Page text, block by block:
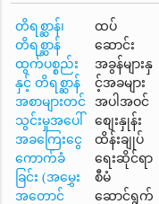
တိရစ္ဆာန်၊
တိရစ္ဆာန်
ထွက်ပစ္စည်း
နှင့် တိရစ္ဆာန်
အစာများတင်
သွင်းမှုအပေါ်
အခကြေးငွေ
ကောက်ခံ
ခြင်း (အမွှေး
အတောင်
ထပ်
ဆောင်း
အခွန်များနှ
င့်အခများ
အပါအဝင်
စျေးနှုန်း
ထိန်းချုပ်
ရေးဆိုင်ရာ
စီမံ
ဆောင်ရွက်